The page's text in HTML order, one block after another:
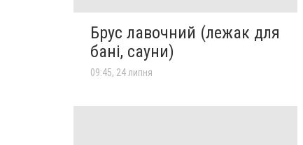
Брус лавочний (лежак для
бані, сауни)
09:45, 24 липня